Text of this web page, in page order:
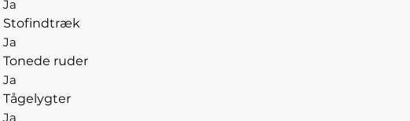
Ja
Stofindtræk
Ja
Tonede ruder
Ja
Tågelygter
Ja